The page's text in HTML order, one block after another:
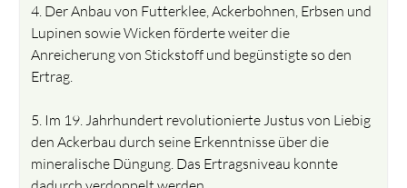
4. Der Anbau von Futterklee, Ackerbohnen, Erbsen und
Lupinen sowie Wicken förderte weiter die
Anreicherung von Stickstoff und begünstigte so den
Ertrag.
5. Im 19. Jahrhundert revolutionierte Justus von Liebig
den Ackerbau durch seine Erkenntnisse über die
mineralische Düngung. Das Ertragsniveau konnte